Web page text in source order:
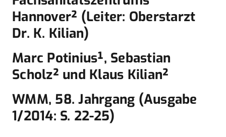
Hannover² (Leiter: Oberstarzt
Dr. K. Kilian)
Marc Potinius¹, Sebastian
Scholz² und Klaus Kilian²
WMM, 58. Jahrgang (Ausgabe
1/2014: S. 22-25)